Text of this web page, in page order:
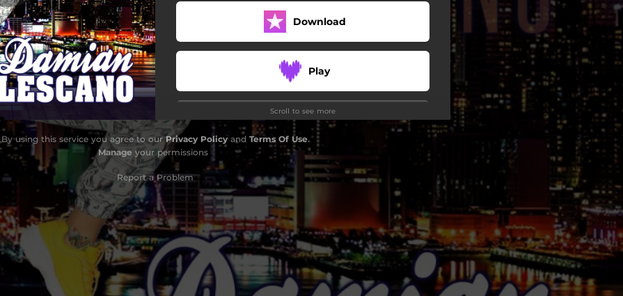
Nunca Mas
Solo Quiere (En Vivo)
Payaso
No Me Quiero Enamorar
Sigue Tu Camino (En Vivo)
Download
Play
Play
Play
Play
Scroll to see more
By using this service you agree to ourPrivacy Policyand Terms Of Use.
Manage your permissions
Report a Problem